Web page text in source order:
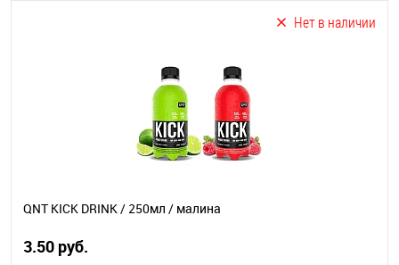
Нет в наличии
QNT KICK DRINK / 250мл / малина
3.50 руб.